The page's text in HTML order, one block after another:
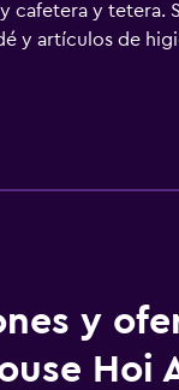
y tetera.
y artículos de
ofrece servicio
instalaciones o
y
Hoi